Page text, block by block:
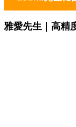
雅愛先生｜ 高精